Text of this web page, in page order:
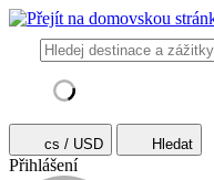
cs / USD Hledat
Přihlášení